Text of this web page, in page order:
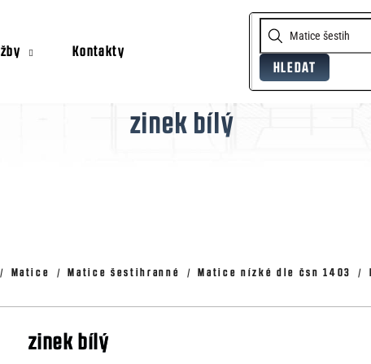
Kontakty
HLEDAT
zinek bílý
Matice Matice šestihranné Matice nízké dle čsn 1403
zinek bílý
Doporučujeme